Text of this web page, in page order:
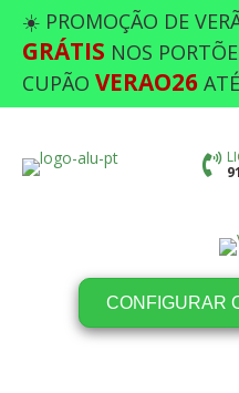
☀️ PROMOÇÃO DE
GRÁTIS NOS
CUPÃO VERAO26
CONFIGURAR